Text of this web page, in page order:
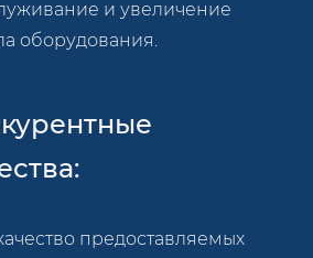
и увеличение
оборудования.
предоставляемых